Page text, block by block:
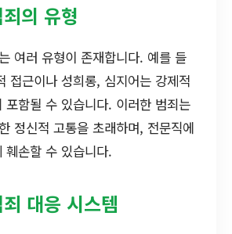
의 유형
여러 유형이 존재합니다. 예를 들
접근이나 성희롱, 심지어는 강제적
포함될 수 있습니다. 이러한 범죄는
정신적 고통을 초래하며, 전문직에
훼손할 수 있습니다.
대응 시스템